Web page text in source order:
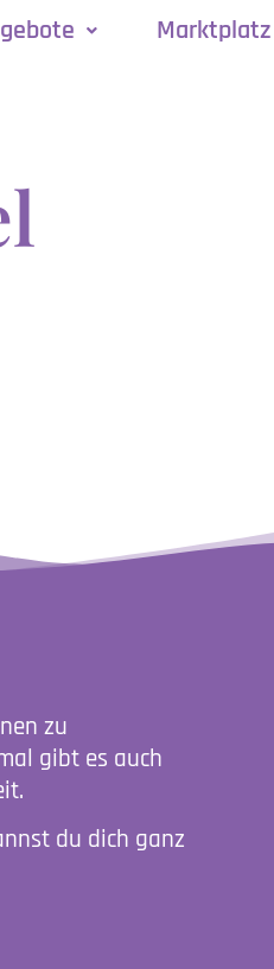
Marktplatz
zu
gibt es auch
du dich ganz